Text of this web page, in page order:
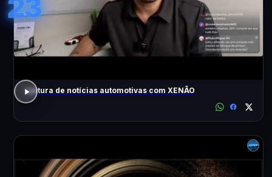
23
Leitura de notícias automotivas com XENÃO